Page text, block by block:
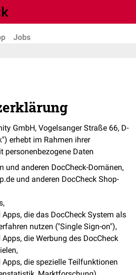
Jobs
GmbH, Vogelsanger Straße 66, D-
erhebt im Rahmen ihrer
personenbezogene Daten
und anderen DocCheck-Domänen,
und anderen DocCheck Shop-
die das DocCheck System als
nutzen ("Single Sign-on"),
die Werbung des DocCheck
die spezielle Teilfunktionen